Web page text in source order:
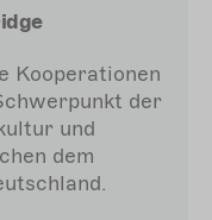
Kooperationen
der
und
dem